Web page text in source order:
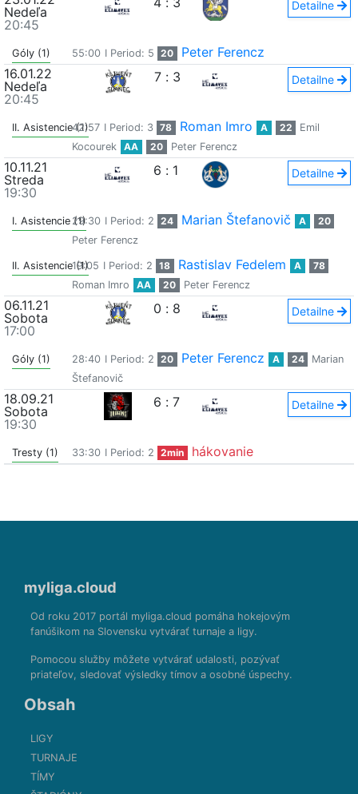
Nedeľa
20:45
Detailne
Góly (1) 55:00 I Period: 5 20
Peter Ferencz
16.01.22
Nedeľa
20:45
7 : 3 Detailne
II. Asistencie (1)
42:57 I Period: 3 78 Roman Imro A 22
Emil
Kocourek
AA 20 Peter Ferencz
10.11.21
Streda
19:30
6 : 1 Detailne
I. Asistencie (1)29:30 I Period: 2 24 Marian Štefanovič A
20
Peter Ferencz
II. Asistencie (1)
19:05 I Period: 2 18 Rastislav Fedelem A
78
Roman Imro
AA 20 Peter Ferencz
06.11.21
Sobota
17:00
0 : 8 Detailne
Góly (1) 28:40 I Period: 2 20 Peter Ferencz A 24
Marian
Štefanovič
18.09.21
Sobota
19:30
6 : 7 Detailne
Tresty (1) 33:30 I Period: 2 2min hákovanie
myliga.cloud
Od roku 2017 portál myliga.cloud pomáha hokejovým
fanúšikom na Slovensku vytvárať turnaje a ligy.
Pomocou služby môžete vytvárať udalosti, pozývať
priateľov, sledovať výsledky tímov a osobné úspechy.
Obsah
LIGY
TURNAJE
TÍMY